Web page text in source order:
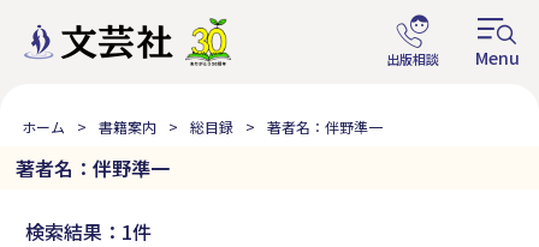
ホーム 書籍案内 総目録 著者名：伴野準一
著者名：伴野準一
検索結果：1件